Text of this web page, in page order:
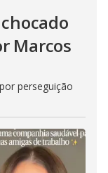
Marcos
perseguição